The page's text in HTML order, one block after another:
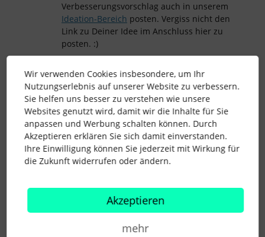
Verbesserungsvorschlag auch in unserem
Ideation-Bereich posten. Vergiss nicht den
Link zu Deiner Idee im Anschluss hier zu
posten. :)
Solltest Du dazu Rückfragen haben, kannst
Du Dich gerne melden.
Viele Grüße
Steffi
Wir verwenden Cookies insbesondere, um Ihr
Nutzungserlebnis auf unserer Website zu verbessern.
Sie helfen uns besser zu verstehen wie unsere
Websites genutzt wird, damit wir die Inhalte für Sie
anpassen und Werbung schalten können. Durch
Akzeptieren erklären Sie sich damit einverstanden.
Ihre Einwilligung können Sie jederzeit mit Wirkung für
die Zukunft widerrufen oder ändern.
Akzeptieren
mehr